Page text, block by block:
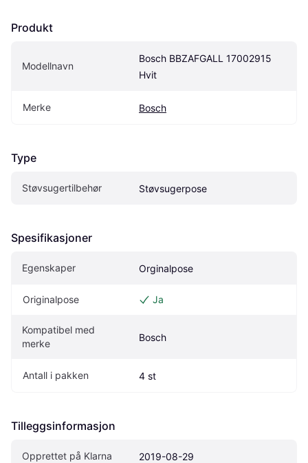
Produkt
Modellnavn
Bosch BBZAFGALL 17002915
Hvit
Merke Bosch
Type
Støvsugertilbehør Støvsugerpose
Spesifikasjoner
Egenskaper Orginalpose
Originalpose Ja
Kompatibel med
merke
Bosch
Antall i pakken 4 st
Tilleggsinformasjon
Opprettet på Klarna 2019-08-29